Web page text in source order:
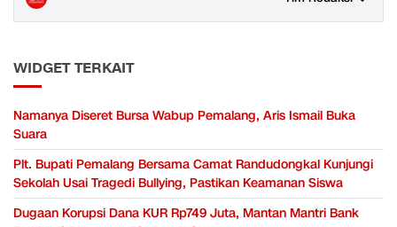
WIDGET TERKAIT
Namanya Diseret Bursa Wabup Pemalang, Aris Ismail Buka
Suara
Plt. Bupati Pemalang Bersama Camat Randudongkal Kunjungi
Sekolah Usai Tragedi Bullying, Pastikan Keamanan Siswa
Dugaan Korupsi Dana KUR Rp749 Juta, Mantan Mantri Bank